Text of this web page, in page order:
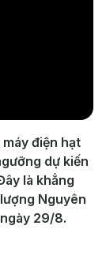
điện hạt
dự kiến
là khẳng
Nguyên
29/8.